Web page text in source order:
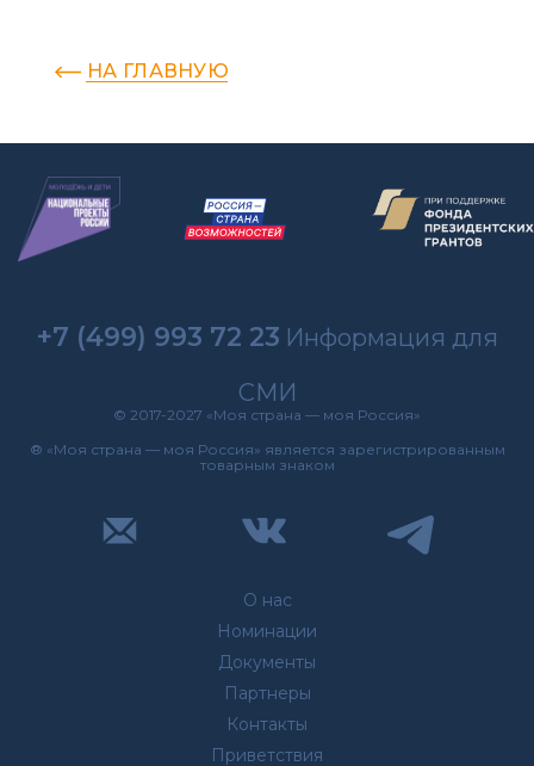
НА ГЛАВНУЮ
О нас
Номинации
Документы
Партнеры
Контакты
Приветствия
+7 (499) 993 72 23 Информация для
СМИ
© 2017-2027 «Моя страна — моя Россия»
® «Моя страна — моя Россия» является зарегистрированным
товарным знаком